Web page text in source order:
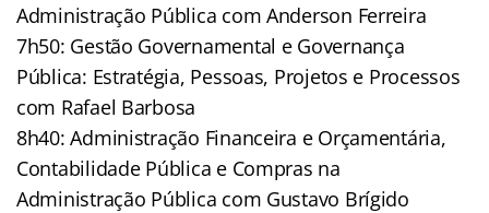
Administração Pública com Anderson Ferreira
7h50: Gestão Governamental e Governança
Pública: Estratégia, Pessoas, Projetos e Processos
com Rafael Barbosa
8h40: Administração Financeira e Orçamentária,
Contabilidade Pública e Compras na
Administração Pública com Gustavo Brígido